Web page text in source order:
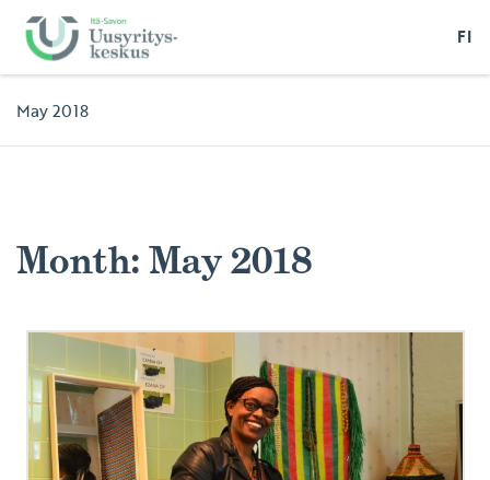
FI
May 2018
Month: May 2018